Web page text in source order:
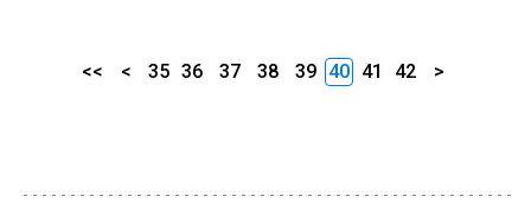
<< < 35 36 37 38 39 40 41 42 >